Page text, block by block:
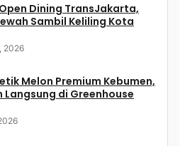
Dining TransJakarta,
Sambil Keliling Kota
2026
Melon Premium Kebumen,
Langsung di Greenhouse